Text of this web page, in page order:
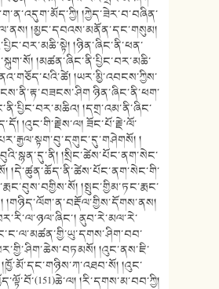
།ཀྱེད་ཟེར་བ་བཞིན་
།མྱང་དབའས་མནོན་དང་གསུམ།
།ཉིན་ཞིང་ནི་ཕན་
།མཚན་ཞིང་ནི་པྱིང་བར་མཆི་
།ཡར་མྱི་འབངས་ཀྱིས་
ཉིན་ཞིང་ནི་ཕག་
།དགྲ་འམ་ནི་ཞིང་
།འུང་གི་རྗེས་ལ། ཟོང་པོ་རྗེ་ལོ་
།
།སྲིང་ཚེས་པོང་ནག་སེང་
།སྤུང་གྱིམ་ཏང་རྨང་
།གཉིད་ལོག་ན་བརྡོལ་གྱིས་དོགས་ནས།
ནུབ་རེ་མལ་རེ་
།འུང་ནས་ཇི་
།འུང་
།རི་དགས་མ་བབ་ཀྱི།